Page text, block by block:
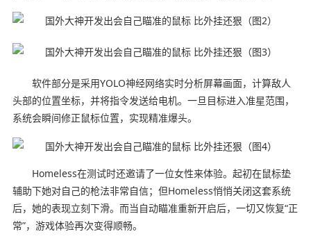
软件部分是采用YOLO神经网络实时分析屏幕画面，计算敌人
头部的位置坐标，并将指令发送给电机。一旦目标进入准星范围，
系统会瞬间修正鼠标位置，实现精准爆头。
Homeless在测试时还邀请了一位女性来体验。起初在鼠标垫
辅助下她对自己的枪法非常自信；但Homeless悄悄关闭这套系统
后，她的表现立刻下滑。而当自动瞄准重新开启后，一切又恢复“正
常”，游戏体验再次变得顺畅。